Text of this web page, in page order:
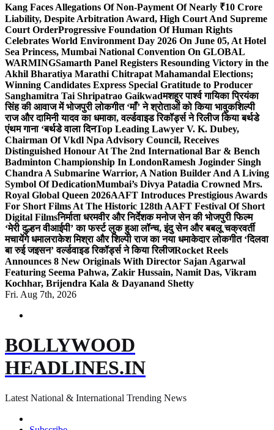
Kang Faces Allegations Of Non-Payment Of Nearly ₹10 Crore
Liability, Despite Arbitration Award, High Court And Supreme
Court OrderProgressive Foundation Of Human Rights
Celebrates World Environment Day 2026 On June 05, At Hotel
Sea Princess, Mumbai National Convention On GLOBAL
WARMINGSamarth Panel Registers Resounding Victory in the
Akhil Bharatiya Marathi Chitrapat Mahamandal Elections;
Winning Candidates Express Special Gratitude to Producer
Sanghamitra Tai Shripatrao Gaikwadमशहूर पार्श्व गायिका प्रियंका
सिंह की आवाज में भोजपुरी लोकगीत ‘माँ’ ने श्रोताओं को किया भावुकशिल्पी
राज और दामिनी यादव का धमाका, वर्ल्डवाइड रिकॉर्ड्स ने रिलीज किया बर्थडे
एंथम गाना ‘बर्थडे वाला दिनTop Leading Lawyer V. K. Dubey,
Chairman Of Vkdl Npa Advisory Council, Receives
Distinguished Honour At The 2nd International Bar & Bench
Badminton Championship In LondonRamesh Joginder Singh
Chandra A Submarine Warrior, A Nation Builder And A Living
Symbol Of DedicationMumbai’s Divya Patadia Crowned Mrs.
Royal Global Queen 2026AAFT Introduces Prestigious Awards
For Short Films At The Historic 128th AAFT Festival Of Short
Digital Filmsनिर्माता धरमवीर और निर्देशक मनोज सेन की भोजपुरी फिल्म
‘मेरी दुल्हन वीआईपी’ का फर्स्ट लुक हुआ लॉन्च, इंदु सेन और बबलू चक्रवर्ती
मचायेंगे धमालराकेश मिश्रा और शिल्पी राज का नया धमाकेदार लोकगीत ‘दिलवा
बा रुई जइसन’ वर्ल्डवाइड रिकॉर्ड्स ने किया रिलीजRocket Reels
Announces 8 New Originals With Director Sajan Agarwal
Featuring Seema Pahwa, Zakir Hussain, Namit Das, Vikram
Kochhar, Brijendra Kala & Dayanand Shetty
Fri. Aug 7th, 2026
BOLLYWOOD
HEADLINES.IN
Latest National & International Trending News